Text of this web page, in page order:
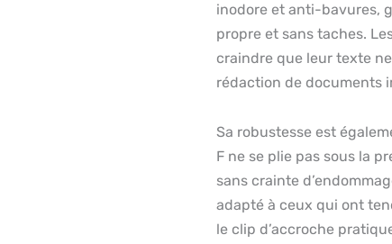
inodore et anti-bavures,
propre et sans taches.
craindre que leur texte
rédaction de documents
Sa robustesse est
F ne se plie pas sous la
sans crainte
adapté à ceux qui ont
le clip d’accroche